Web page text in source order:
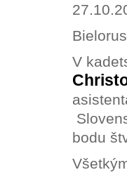
V
bodu